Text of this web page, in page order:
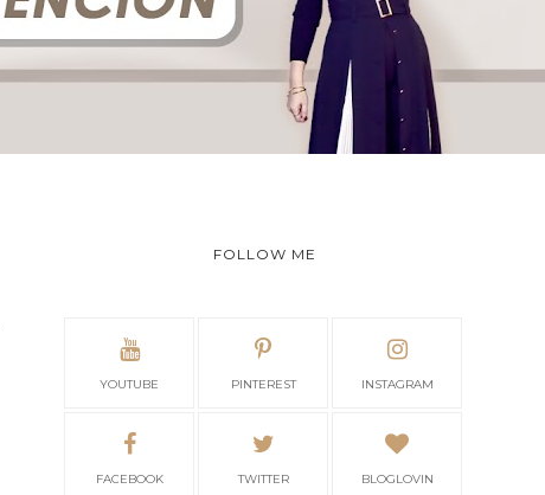
FOLLOW ME
YOUTUBE PINTEREST INSTAGRAM
FACEBOOK TWITTER BLOGLOVIN